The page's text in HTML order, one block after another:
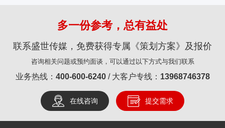
多一份参考，总有益处
联系盛世传媒，免费获得专属《策划方案》及报价
咨询相关问题或预约面谈，可以通过以下方式与我们联系
业务热线： 400-600-6240/ 大客户专线： 13968746378
在线咨询 提交需求